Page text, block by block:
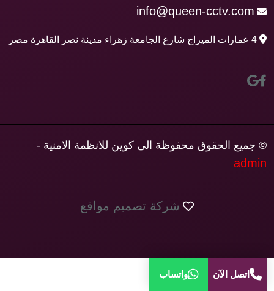
info@queen-cctv.com
4 عمارات الميراج شارع الجامعة زهراء مدينة نصر القاهرة مصر
© جميع الحقوق محفوظة الى كوين للانظمة الامنية -
admin
شركة تصميم مواقع
اتصل الآن واتساب